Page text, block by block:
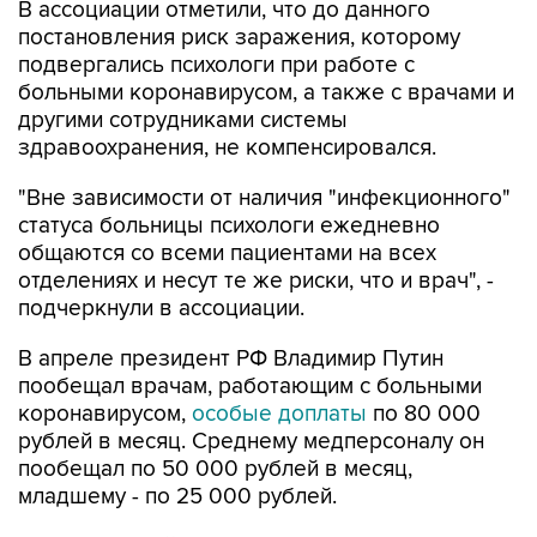
подвергались психологи при работе с
больными коронавирусом, а также с врачами и
другими сотрудниками системы
здравоохранения, не компенсировался.
"Вне зависимости от наличия "инфекционного"
общаются со всеми пациентами на всех
отделениях и несут те же риски, что и врач", -
подчеркнули в ассоциации.
В апреле президент РФ Владимир Путин
коронавирусом,особые доплатыпо 80 000
рублей в месяц. Среднему медперсоналу он
пообещал по 50 000 рублей в месяц,
младшему - по 25 000 рублей.
Врачам скорой помощи, которые также